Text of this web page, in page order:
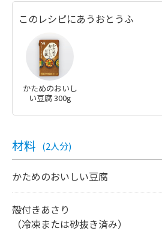
このレシピにあうおとうふ
かためのおいし
い豆腐 300g
材料 (2人分)
かためのおいしい豆腐
殻付きあさり
（冷凍または砂抜き済み）